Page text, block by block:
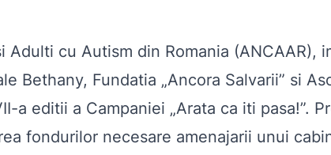
Adulti cu Autism din Romania (ANCAAR),
Bethany, Fundatia „Ancora Salvarii” si
a editii a Campaniei „Arata ca iti pasa!”.
fondurilor necesare amenajarii unui